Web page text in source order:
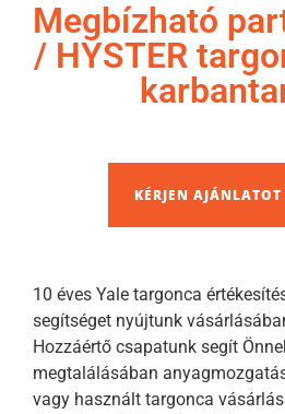
Megbízható
/ HYSTER
KÉRJEN
10 éves Yale targonca
segítséget nyújtunk
Hozzáértő csapatunk segít
megtalálásában
vagy használt targonca